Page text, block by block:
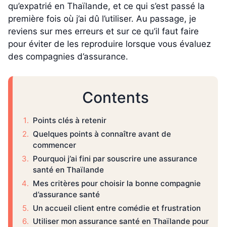
qu’expatrié en Thaïlande, et ce qui s’est passé la
première fois où j’ai dû l’utiliser. Au passage, je
reviens sur mes erreurs et sur ce qu’il faut faire
pour éviter de les reproduire lorsque vous évaluez
des compagnies d’assurance.
Contents
Points clés à retenir
Quelques points à connaître avant de
commencer
Pourquoi j’ai fini par souscrire une assurance
santé en Thaïlande
Mes critères pour choisir la bonne compagnie
d’assurance santé
Un accueil client entre comédie et frustration
Utiliser mon assurance santé en Thaïlande pour